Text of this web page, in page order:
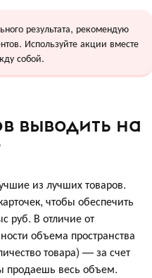
результата, рекомендую
Используйте акции вместе
собой.
выводить на
из лучших товаров.
чтобы обеспечить
руб. В отличие от
объема пространства
товара) — за счет
продаешь весь объем.